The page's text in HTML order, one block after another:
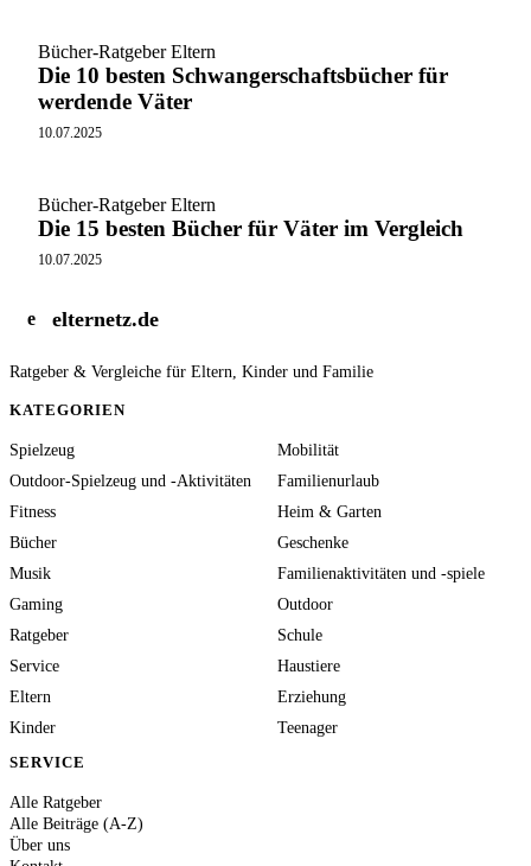
Bücher-Ratgeber Eltern
Die 10 besten Schwangerschaftsbücher für
werdende Väter
10.07.2025
Bücher-Ratgeber Eltern
Die 15 besten Bücher für Väter im Vergleich
10.07.2025
e elternetz.de
Ratgeber & Vergleiche für Eltern, Kinder und Familie
KATEGORIEN
Spielzeug
Mobilität
Outdoor-Spielzeug und -Aktivitäten
Familienurlaub
Fitness
Heim & Garten
Bücher
Geschenke
Musik
Familienaktivitäten und -spiele
Gaming
Outdoor
Ratgeber
Schule
Service
Haustiere
Eltern
Erziehung
Kinder
Teenager
SERVICE
Alle Ratgeber
Alle Beiträge (A-Z)
Über uns